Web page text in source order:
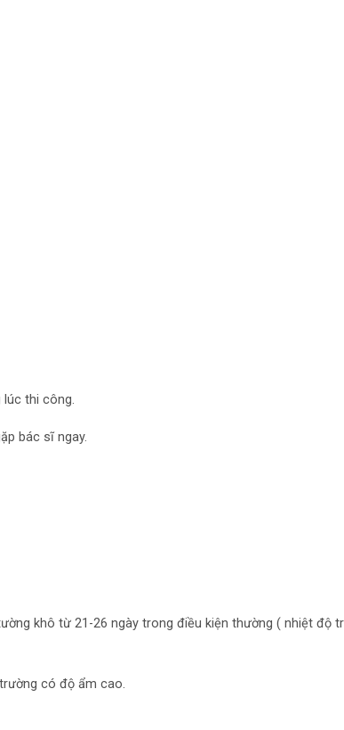
lúc thi công.
bác sĩ ngay.
khô từ 21-26 ngày trong điều kiện thường ( nhiệt độ
có độ ẩm cao.